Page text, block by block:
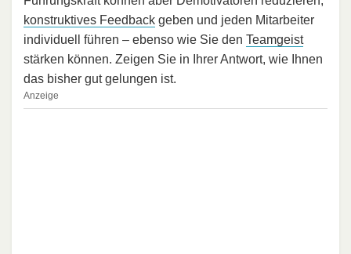
konstruktives Feedback geben und jeden Mitarbeiter
individuell führen – ebenso wie Sie den Teamgeist
stärken können. Zeigen Sie in Ihrer Antwort, wie Ihnen
das bisher gut gelungen ist.
Anzeige